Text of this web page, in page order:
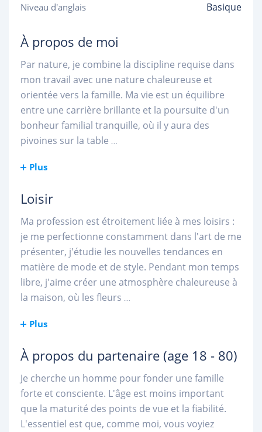
Niveau d'anglais Basique
À propos de moi
Par nature, je combine la discipline requise dans
mon travail avec une nature chaleureuse et
orientée vers la famille. Ma vie est un équilibre
entre une carrière brillante et la poursuite d'un
bonheur familial tranquille, où il y aura des
pivoines sur la table ...
Plus
Loisir
Ma profession est étroitement liée à mes loisirs :
je me perfectionne constamment dans l'art de me
présenter, j'étudie les nouvelles tendances en
matière de mode et de style. Pendant mon temps
libre, j'aime créer une atmosphère chaleureuse à
la maison, où les fleurs ...
Plus
À propos du partenaire (age 18 - 80)
Je cherche un homme pour fonder une famille
forte et consciente. L'âge est moins important
que la maturité des points de vue et la fiabilité.
L'essentiel est que, comme moi, vous voyiez